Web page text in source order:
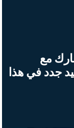
مع
جدد في هذا